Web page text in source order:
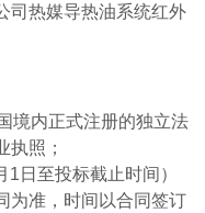
司热媒导热油系统红外
境内正式注册的独立法
执照；
1 日至投标截止时间）
为准，时间以合同签订